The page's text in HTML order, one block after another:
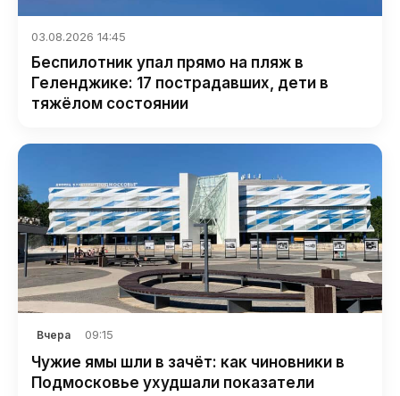
03.08.2026 14:45
Беспилотник упал прямо на пляж в
Геленджике: 17 пострадавших, дети в
тяжёлом состоянии
Вчера 09:15
Чужие ямы шли в зачёт: как чиновники в
Подмосковье ухудшали показатели